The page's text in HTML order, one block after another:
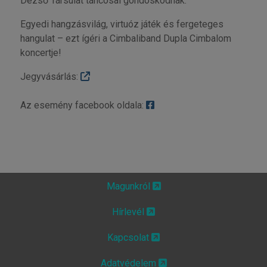
Egyedi hangzásvilág, virtuóz játék és fergeteges
hangulat – ezt ígéri a Cimbaliband Dupla Cimbalom
koncertje!
Jegyvásárlás:
Az esemény facebook oldala:
Magunkról
Hírlevél
Kapcsolat
Adatvédelem